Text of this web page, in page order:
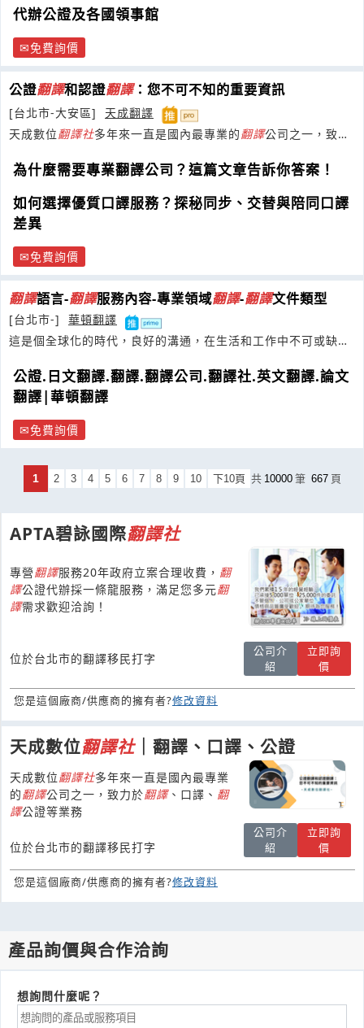
代辦公證及各國領事館
免費詢價
公證翻譯和認證翻譯：您不可不知的重要資訊
[台北市-大安區]
天成翻譯
天成數位翻譯社多年來一直是國內最專業的翻譯公司之一，致力
為什麼需要專業翻譯公司？這篇文章告訴你答案！
如何選擇優質口譯服務？探秘同步、交替與陪同口譯
差異
免費詢價
翻譯語言-翻譯服務內容-專業領域翻譯-翻譯文件類型
[台北市-]
華頓翻譯
這是個全球化的時代，良好的溝通，在生活和工作中不可或缺，
公證.日文翻譯.翻譯.翻譯公司.翻譯社.英文翻譯.論文
翻譯|華頓翻譯
免費詢價
1 2 3 4 5 6 7 8 9 10 下10頁 共 10000 筆 667 頁
APTA碧詠國際翻譯社
專營翻譯服務20年政府立案合理收費， 翻
譯公證代辦採一條龍服務，滿足您多元翻
譯需求歡迎洽詢！
位於台北市的翻譯移民打字
公司介
紹
立即詢
價
您是這個廠商/供應商的擁有者?修改資料
天成數位翻譯社｜翻譯、口譯、公證
天成數位翻譯社多年來一直是國內最專業
的翻譯公司之一，致力於翻譯、口譯、 翻
譯公證等業務
位於台北市的翻譯移民打字
公司介
紹
立即詢
價
您是這個廠商/供應商的擁有者?修改資料
產品詢價與合作洽詢
想詢問什麼呢？